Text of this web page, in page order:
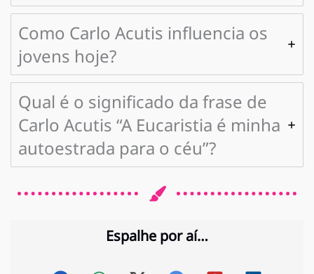
Como Carlo Acutis influencia os
jovens hoje?
Qual é o significado da frase de
Carlo Acutis “A Eucaristia é minha
autoestrada para o céu”?
Espalhe por aí…